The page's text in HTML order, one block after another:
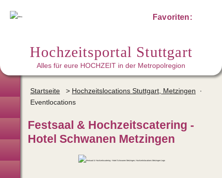
Favoriten:
Hochzeitsportal Stuttgart
Alles für eure HOCHZEIT in der Metropolregion
Brautmode · Hochzeitsanzug
Trauringe
Startseite > Hochzeitslocations Stuttgart, Metzingen
·
Eventlocations
Festsaal & Hochzeitscatering -
Hotel Schwanen Metzingen